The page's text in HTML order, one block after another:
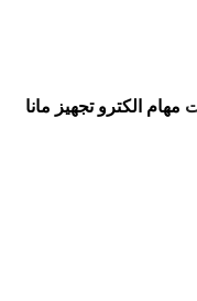
مهام الکترو تجهیز مانا